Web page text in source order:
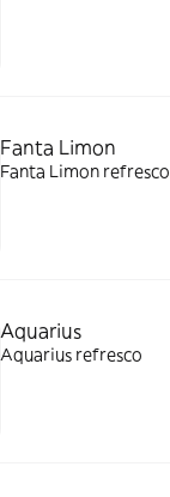
Fanta Limon
Fanta Limon refresco
Aquarius
Aquarius refresco